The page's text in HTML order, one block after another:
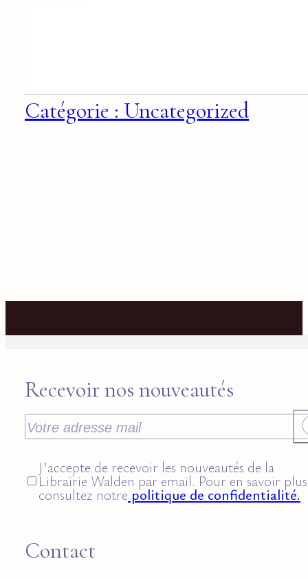
Catégorie : Uncategorized
Recevoir nos nouveautés
J’accepte de recevoir les nouveautés de la
Librairie Walden par email. Pour en savoir
consultez notre politique de confidentialité.
Contact